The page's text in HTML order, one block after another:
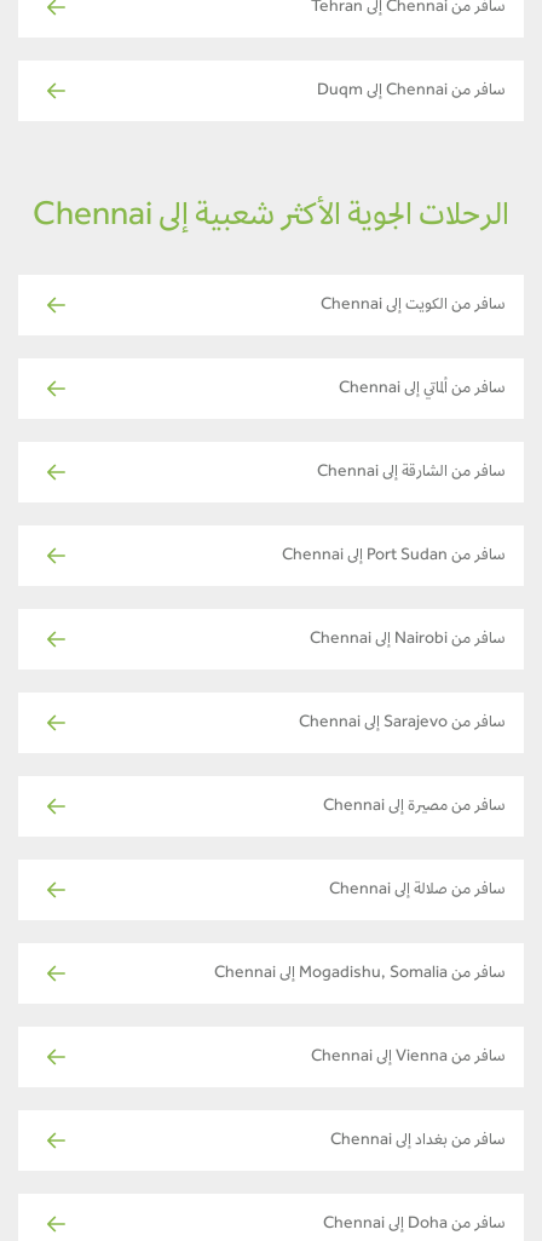
سافر من Chennai إلى Tehran
سافر من Chennai إلى Duqm
الرحلات الجوية الأكثر شعبية إلى Chennai
سافر من الكويت إلى Chennai
سافر من ألماتي إلى Chennai
سافر من الشارقة إلى Chennai
سافر من Port Sudan إلى Chennai
سافر من Nairobi إلى Chennai
سافر من Sarajevo إلى Chennai
سافر من مصيرة إلى Chennai
سافر من صلالة إلى Chennai
سافر من Mogadishu, Somalia إلى Chennai
سافر من Vienna إلى Chennai
سافر من بغداد إلى Chennai
سافر من Doha إلى Chennai